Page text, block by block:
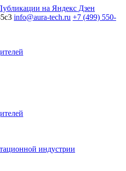
info@aura-tech.ru +7 (499) 550-
индустрии